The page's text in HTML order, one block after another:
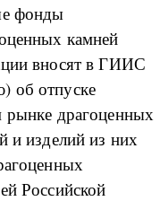
фонды
камней
вносят в ГИИС
об отпуске
рынке драгоценных
и изделий из них
Российской